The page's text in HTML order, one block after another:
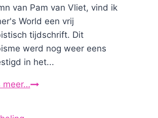
van Pam van Vliet, vind ik
World een vrij
tijdschrift. Dit
werd nog weer eens
in het...
meer…Joggende